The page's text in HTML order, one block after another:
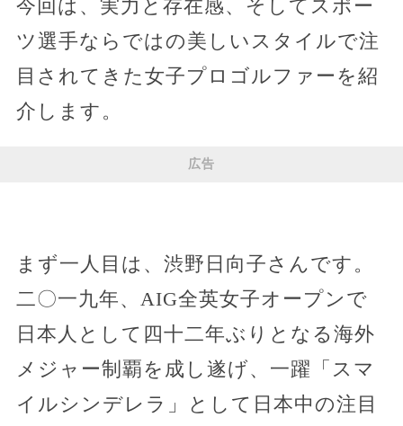
今回は、実力と存在感、そしてスポー
ツ選手ならではの美しいスタイルで注
目されてきた女子プロゴルファーを紹
介します。
広告
まず一人目は、渋野日向子さんです。
二〇一九年、AIG全英女子オープンで
日本人として四十二年ぶりとなる海外
メジャー制覇を成し遂げ、一躍「スマ
イルシンデレラ」として日本中の注目